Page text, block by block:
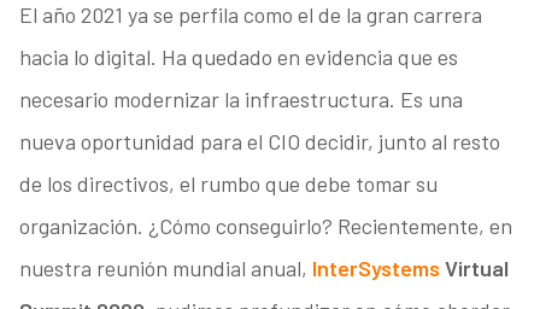
El año 2021 ya se perfila como el de la gran carrera
hacia lo digital. Ha quedado en evidencia que es
necesario modernizar la infraestructura. Es una
nueva oportunidad para el CIO decidir, junto al resto
de los directivos, el rumbo que debe tomar su
organización. ¿Cómo conseguirlo? Recientemente, en
nuestra reunión mundial anual, InterSystems Virtual